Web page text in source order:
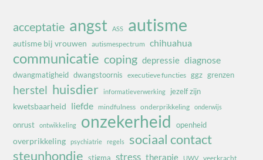
acceptatie angst ASS autisme
autisme bij vrouwen autismespectrum chihuahua
communicatie coping depressie diagnose
dwangmatigheid dwangstoornis executieve functies ggz grenzen
herstel huisdier informatieverwerking jezelf zijn
kwetsbaarheid liefde mindfulness onderprikkeling onderwijs
onrust ontwikkeling onzekerheid openheid
overprikkeling psychiatrie regels
sociaal contact
steunhondje stigma stress therapie UWV veerkracht